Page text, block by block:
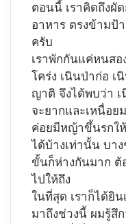
ตอนนี้ เราคิดถึงผั
อาหาร ตรงข้ามป้
ครับ
เราพักกันแค่หนสอ
โคร่ง เนินป่าก่อ เ
ญาติ จึงได้พบว่า เ
จะยากและเหนื่อย
ค่อยมีหญ้าขึ้นรกใ
ได้บ้างเท่านั้น บา
ขั้นก็ห่างกันมาก ต้
ไปให้ถึง
ในที่สุด เราก็ได้ยิ
มาถึงช่วงนี้ ผมรู้สึ